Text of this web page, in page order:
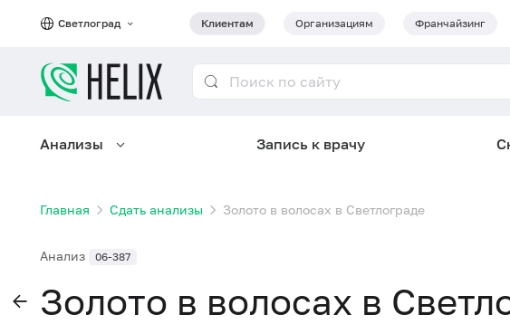
Светлоград Клиентам Организациям Франчайзинг
Анализы Запись к врачу
Главная Сдать анализы Золото в волосах в Светлограде
Анализ 06-387
Золото в волосах в